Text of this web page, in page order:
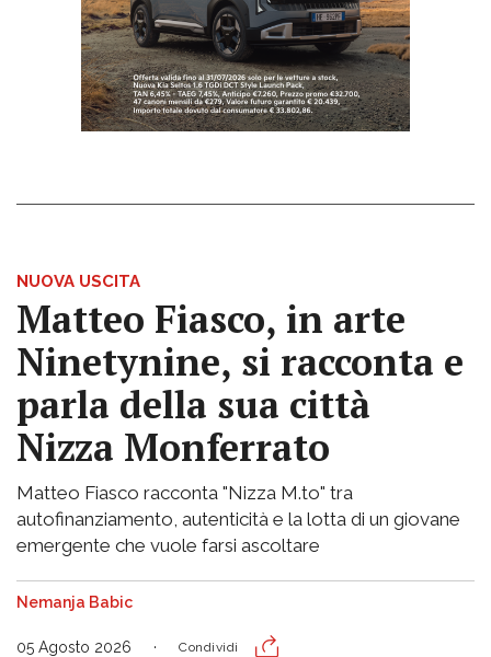
NUOVA USCITA
Matteo Fiasco, in arte
Ninetynine, si racconta e
parla della sua città
Nizza Monferrato
Matteo Fiasco racconta "Nizza M.to" tra
autofinanziamento, autenticità e la lotta di un giovane
emergente che vuole farsi ascoltare
Nemanja Babic
05 Agosto 2026 Condividi